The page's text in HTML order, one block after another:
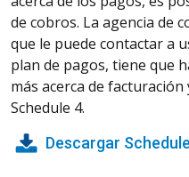
de cobros. La agencia de
que le puede contactar a
plan de pagos, tiene que
más acerca de
Schedule 4.
Descargar